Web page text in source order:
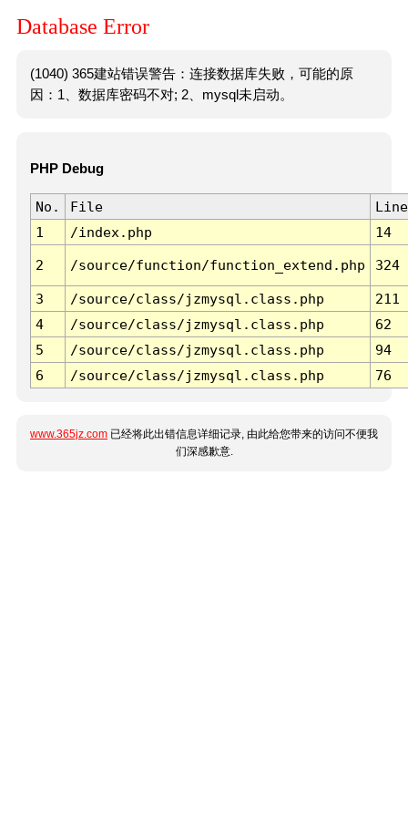
Database Error
(1040) 365建站错误警告：连接数据库失败，可能的原
因：1、数据库密码不对; 2、mysql未启动。
PHP Debug
No. File
Line
1
/index.php 14
2 /source/function/function_extend.php 324
3 /source/class/jzmysql.class.php
211
4
/source/class/jzmysql.class.php
62
5
/source/class/jzmysql.class.php
94
6
/source/class/jzmysql.class.php 76
www.365jz.com 已经将此出错信息详细记录, 由此给您带来的访问不便我
们深感歉意.